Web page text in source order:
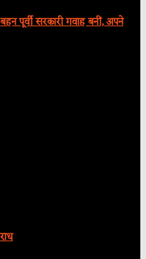
पूर्वी सरकारी गवाह बनीं, अपने